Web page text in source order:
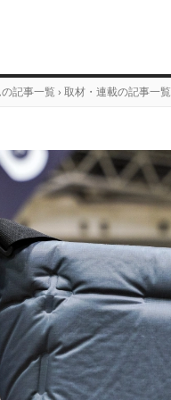
記事一覧 › 取材・連載の記事一覧